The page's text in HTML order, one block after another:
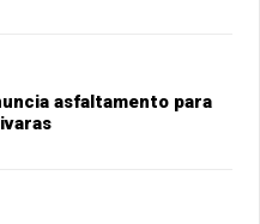
asfaltamento para